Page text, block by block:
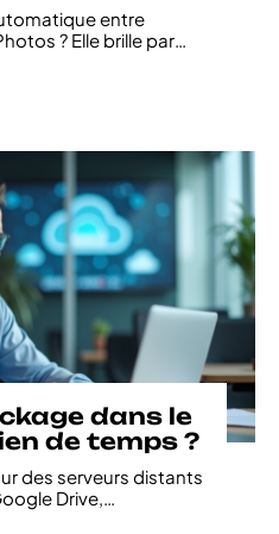
entre
? Elle brille par…
dans le
de temps ?
des serveurs distants
Drive,…